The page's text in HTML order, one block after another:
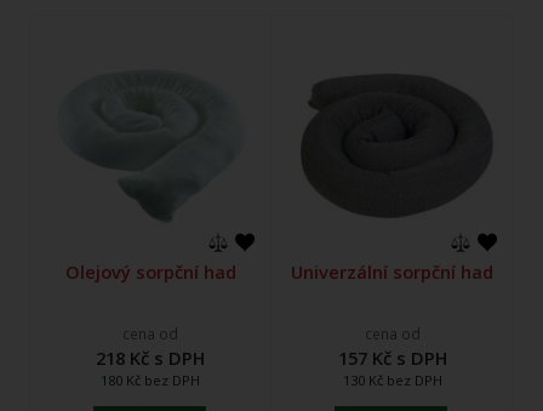
Olejový sorpční had
cena od
218 Kč s DPH
180 Kč bez DPH
Univerzální sorpční had
cena od
157 Kč s DPH
130 Kč bez DPH